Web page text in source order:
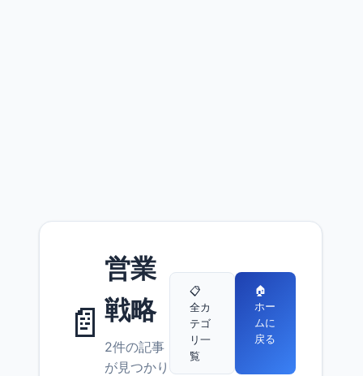
📄
営業
戦略
2件の記事
が見つかり
📋
全カ
テゴ
リ一
覧
🏠
ホー
ムに
戻る